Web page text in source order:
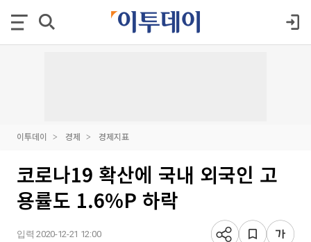
이투데이 경제 경제지표
코로나19 확산에 국내 외국인 고
용률도 1.6%P 하락
입력 2020-12-21 12:00